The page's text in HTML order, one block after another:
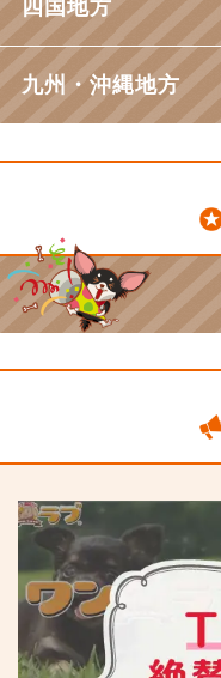
四国地方
九州・沖縄地方